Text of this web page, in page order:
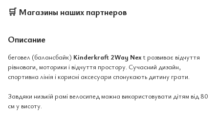
🛒 Магазины наших партнеров
Описание
беговел (балансбайк) Kinderkraft 2Way Next розвиває відчуття
рівноваги, моторики і відчуття простору. Сучасний дизайн,
спортивна лінія і корисні аксесуари спонукають дитину грати.
Завдяки низькій рамі велосипед можна використовувати дітям від 80
см у висоту.